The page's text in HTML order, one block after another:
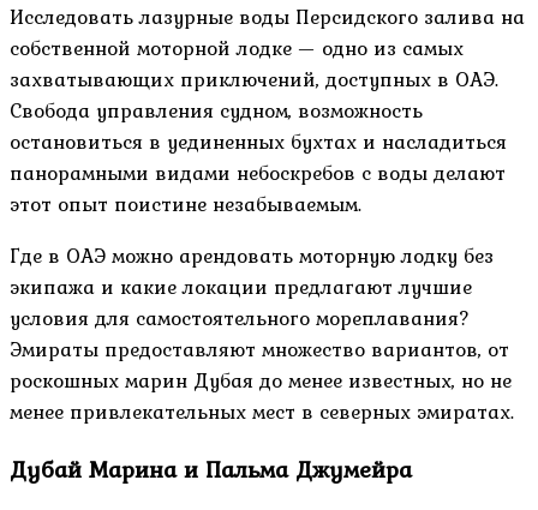
Исследовать лазурные воды Персидского залива на
собственной моторной лодке — одно из самых
захватывающих приключений, доступных в ОАЭ.
Свобода управления судном, возможность
остановиться в уединенных бухтах и насладиться
панорамными видами небоскребов с воды делают
этот опыт поистине незабываемым.
Где в ОАЭ можно арендовать моторную лодку без
экипажа и какие локации предлагают лучшие
условия для самостоятельного мореплавания?
Эмираты предоставляют множество вариантов, от
роскошных марин Дубая до менее известных, но не
менее привлекательных мест в северных эмиратах.
Дубай Марина и Пальма Джумейра